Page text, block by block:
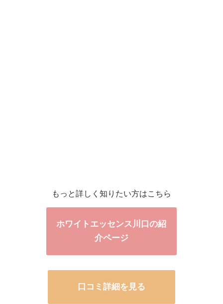
もっと詳しく知りたい方はこちら
ホワイトエッセンス川口の紹
介ページ
口コミ詳細を見る